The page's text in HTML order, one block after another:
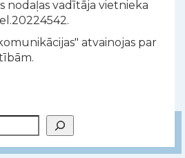
nodaļas vadītāja vietnieka
atvainojas par